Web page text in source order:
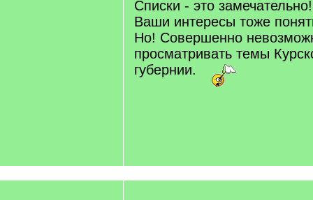
Списки - это
Ваши интересы тоже
Но! Совершенно
просматривать темы
губернии.